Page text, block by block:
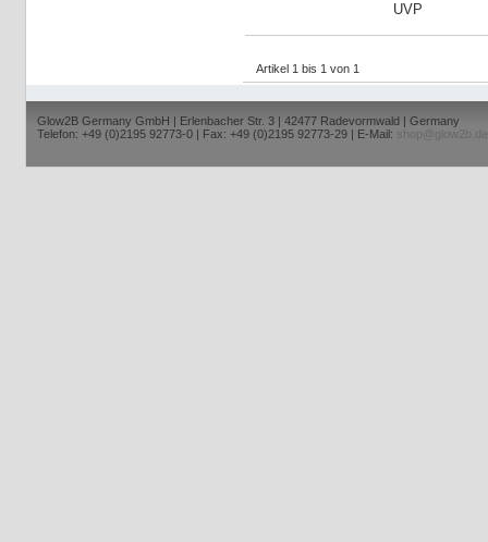
UVP
Artikel 1 bis 1 von 1
Glow2B Germany GmbH | Erlenbacher Str. 3 | 42477 Radevormwald | Germany
Telefon: +49 (0)2195 92773-0 | Fax: +49 (0)2195 92773-29 | E-Mail:
shop@glow2b.de